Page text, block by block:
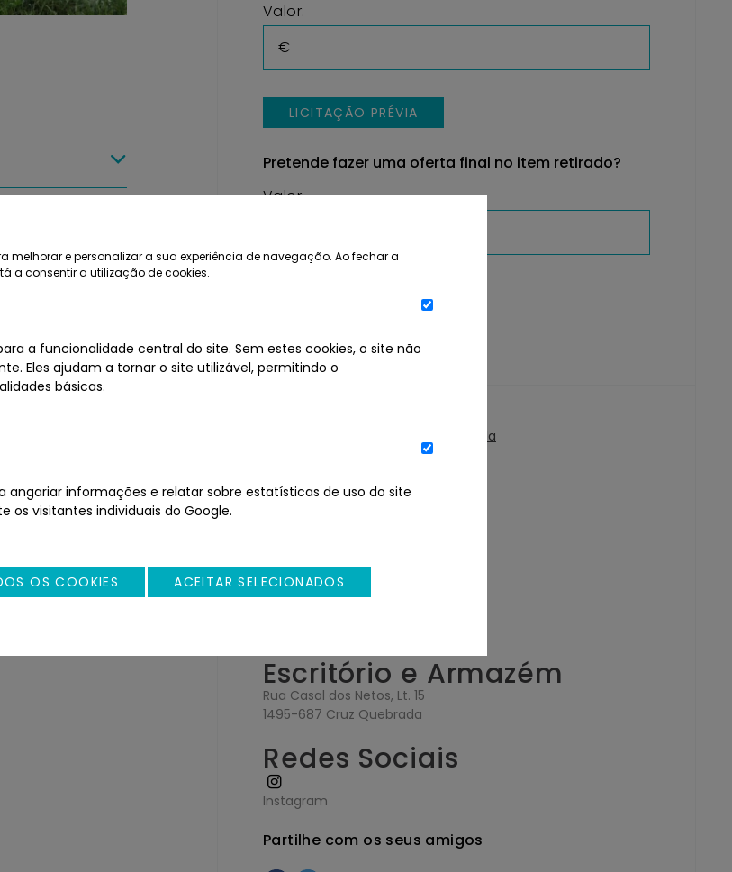
melhorar e personalizar a sua experiência de navegação. Ao fechar a
a consentir a utilização de cookies.
a funcionalidade central do site. Sem estes cookies, o site não
Eles ajudam a tornar o site utilizável, permitindo o
básicas.
angariar informações e relatar sobre estatísticas de uso do site
os visitantes individuais do Google.
OS COOKIES ACEITAR SELECIONADOS
Valor:
€
LICITAÇÃO PRÉVIA
Pretende fazer uma oferta final no item retirado?
Valor:
Calculadora
Catálogo e Condições de Venda
Sede
Escritório e Armazém
Rua Casal dos Netos, Lt. 15
1495-687 Cruz Quebrada
Redes Sociais
Instagram
Partilhe com os seus amigos